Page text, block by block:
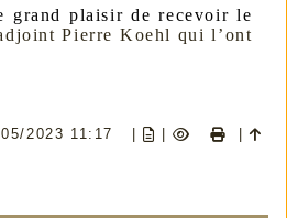
grand plaisir de recevoir le
Pierre Koehl qui l’ont
05/2023 11:17 |